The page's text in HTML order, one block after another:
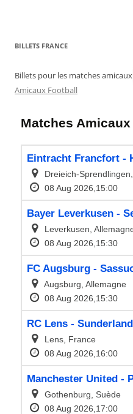
BILLETS FRANCE
Billets pour les matches amicaux
Amicaux Football